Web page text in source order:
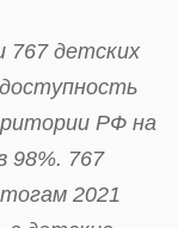
767 детских
РФ на
98%. 767
2021